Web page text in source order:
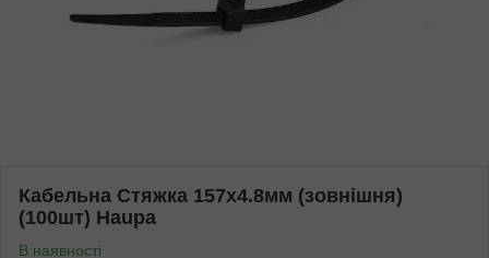
Кабельна Стяжка 157х4.8мм (зовнішня)
(100шт) Haupa
В наявності